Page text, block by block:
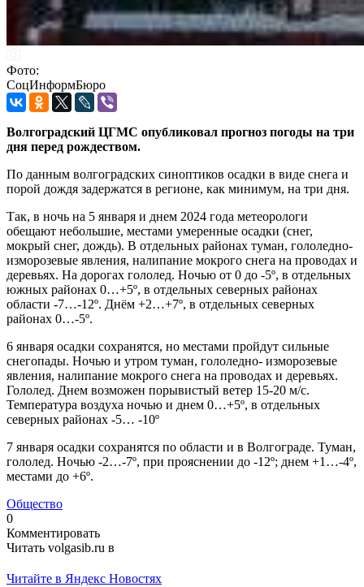
Фото:
СоцИнформБюро
Волгоградский ЦГМС опубликовал прогноз погоды на три
дня перед рождеством.
По данным волгоградских синоптиков осадки в виде снега и
порой дождя задержатся в регионе, как минимум, на три дня.
Так, в ночь на 5 января и днем 2024 года метеорологи
обещают небольшие, местами умеренные осадки (снег,
мокрый снег, дождь). В отдельных районах туман, гололедно-
изморозевые явления, налипание мокрого снега на проводах и
деревьях. На дорогах гололед. Ночью от 0 до -5º, в отдельных
южных районах 0…+5º, в отдельных северных районах
области -7…-12º. Днём +2…+7º, в отдельных северных
районах 0…-5º.
6 января осадки сохранятся, но местами пройдут сильные
снегопады. Ночью и утром туман, гололедно- изморозевые
явления, налипание мокрого снега на проводах и деревьях.
Гололед. Днем возможен порывистый ветер 15-20 м/с.
Температура воздуха ночью и днем 0…+5º, в отдельных
северных районах -5… -10º
7 января осадки сохранятся по области и в Волгограде. Туман,
гололед. Ночью -2…-7º, при прояснении до -12º; днем +1…-4º,
местами до +6º.
Общество
0
Комментировать
Читать volgasib.ru в
Читайте в Яндекс Новостях